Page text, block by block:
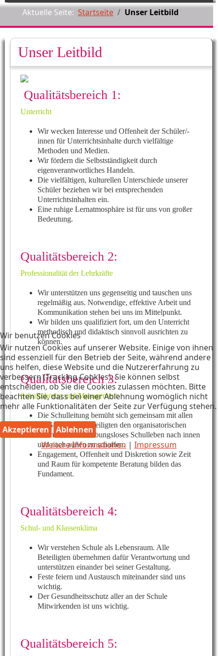
Aktuelle Seite: Startseite Unser Leitbild
Unser Leitbild
Qualitätsbereich 1:
Unterricht
Wir wecken Interesse und Offenheit der Schüler/-
innen für Unterrichtsinhalte durch vielfältige
Methoden und Medien.
Wir fördern die Selbstständigkeit durch
eigenverantwortliches Handeln.
Die vielfältigen, kulturellen Unterschiede unserer
Schüler beziehen wir bei entsprechenden
Unterrichtsinhalten ein.
Eine ruhige Lernatmosphäre ist für uns von großer
Bedeutung.
Qualitätsbereich 2:
Professionalität der Lehrkräfte
Wir unterstützen uns gegenseitig und tauschen uns
regelmäßig aus. Notwendige, effektive Arbeit und
Kommunikation stehen bei uns im Mittelpunkt.
Wir bilden uns qualifiziert fort, um den Unterricht
methodisch und didaktisch sinnvoll ausrichten zu
können.
Qualitätsbereich 3:
Schulführung und Management
Die Schulleitung bemüht sich gemeinsam mit allen
am Schulleben Beteiligten den organisatorischen
Rahmen für ein reibungsloses Schulleben nach innen
und nach außen zu schaffen.
Engagement, Offenheit und Diskretion sowie Zeit
und Raum für kompetente Beratung bilden das
Fundament.
Qualitätsbereich 4:
Schul- und Klassenklima
Wir verstehen Schule als Lebensraum. Alle
Beteiligten übernehmen dafür Verantwortung und
unterstützen einander bei seiner Gestaltung.
Feste feiern und Austausch miteinander sind uns
wichtig.
Der Gesundheitsschutz aller an der Schule
Mitwirkenden ist uns wichtig.
Qualitätsbereich 5:
Wir benutzen Cookies
Wir nutzen Cookies auf unserer Website. Einige von ihnen
sind essenziell für den Betrieb der Seite, während andere
uns helfen, diese Website und die Nutzererfahrung zu
verbessern (Tracking Cookies). Sie können selbst
entscheiden, ob Sie die Cookies zulassen möchten. Bitte
beachten Sie, dass bei einer Ablehnung womöglich nicht
mehr alle Funktionalitäten der Seite zur Verfügung stehen.
Akzeptieren
Ablehnen
Weitere Informationen | Impressum